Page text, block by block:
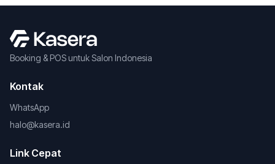
Booking & POS untuk Salon Indonesia
Kontak
WhatsApp
halo@kasera.id
Link Cepat